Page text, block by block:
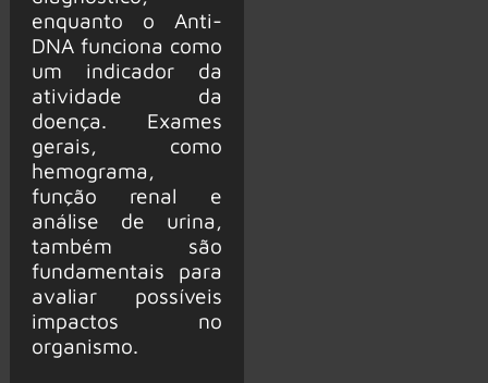
enquanto o Anti-
DNA funciona como
um indicador da
atividade da
doença. Exames
gerais, como
hemograma,
função renal e
análise de urina,
também são
fundamentais para
avaliar possíveis
impactos no
organismo.